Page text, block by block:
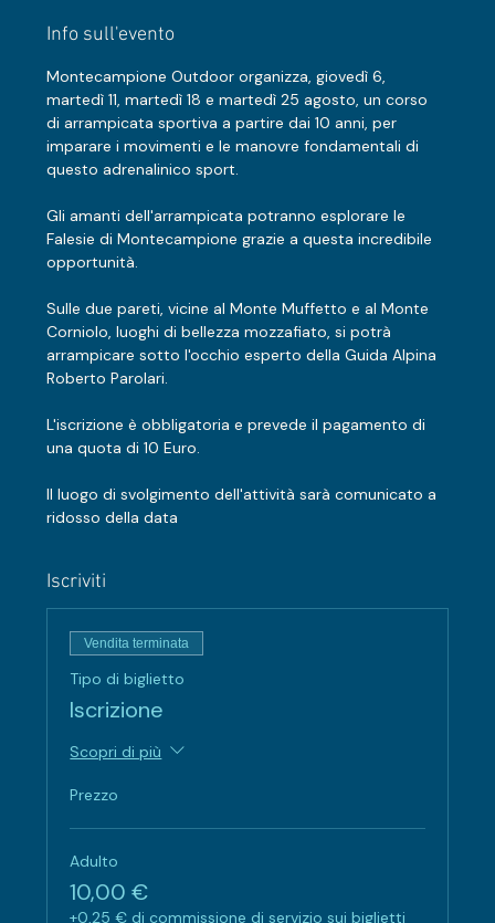
Info sull'evento
Montecampione Outdoor organizza, giovedì 6,
martedì 11, martedì 18 e martedì 25 agosto, un corso
di arrampicata sportiva a partire dai 10 anni, per
imparare i movimenti e le manovre fondamentali di
questo adrenalinico sport.
Gli amanti dell'arrampicata potranno esplorare le
Falesie di Montecampione grazie a questa incredibile
opportunità.
Sulle due pareti, vicine al Monte Muffetto e al Monte
Corniolo, luoghi di bellezza mozzafiato, si potrà
arrampicare sotto l'occhio esperto della Guida Alpina
Roberto Parolari.
L'iscrizione è obbligatoria e prevede il pagamento di
una quota di 10 Euro.
Il luogo di svolgimento dell'attività sarà comunicato a
ridosso della data
Iscriviti
Vendita terminata
Tipo di biglietto
Iscrizione
Scopri di più
Prezzo
Adulto
10,00 €
+0,25 € di commissione di servizio sui biglietti